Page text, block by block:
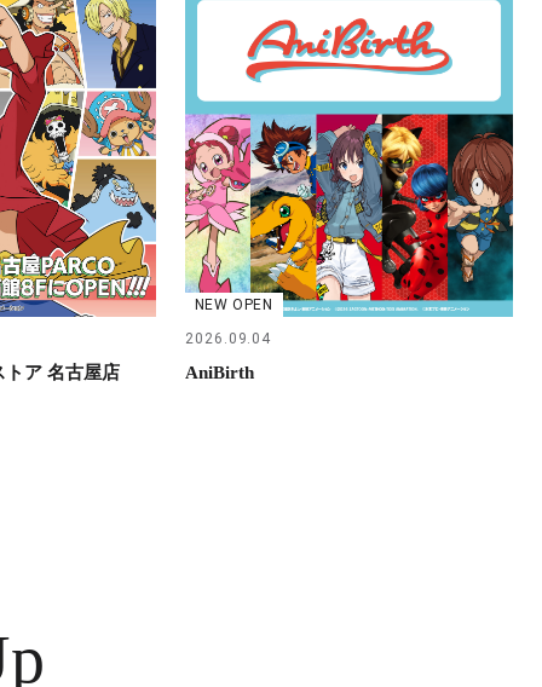
ア 名古屋店
NEW OPEN
2026.09.04
AniBirth